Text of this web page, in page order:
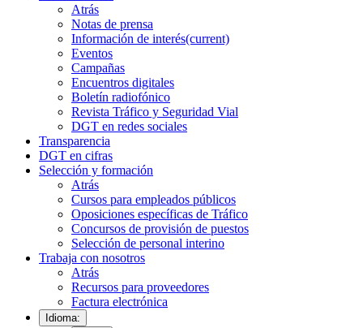
Atrás
Notas de prensa
Información de interés(current)
Eventos
Campañas
Encuentros digitales
Boletín radiofónico
Revista Tráfico y Seguridad Vial
DGT en redes sociales
Transparencia
DGT en cifras
Selección y formación
Atrás
Cursos para empleados públicos
Oposiciones específicas de Tráfico
Concursos de provisión de puestos
Selección de personal interino
Trabaja con nosotros
Atrás
Recursos para proveedores
Factura electrónica
Idioma: